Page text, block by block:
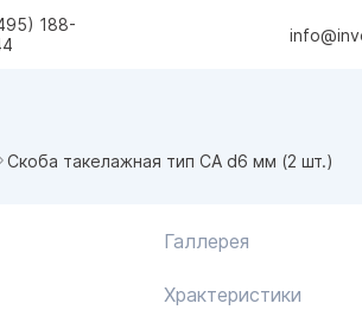
188-
Скоба такелажная тип СА d6 мм (2 шт.)
Галлерея
Храктеристики